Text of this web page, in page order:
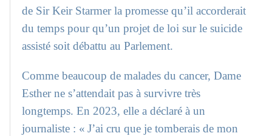
de Sir Keir Starmer la promesse qu’il accorderait
du temps pour qu’un projet de loi sur le suicide
assisté soit débattu au Parlement.
Comme beaucoup de malades du cancer, Dame
Esther ne s’attendait pas à survivre très
longtemps. En 2023, elle a déclaré à un
journaliste : « J’ai cru que je tomberais de mon